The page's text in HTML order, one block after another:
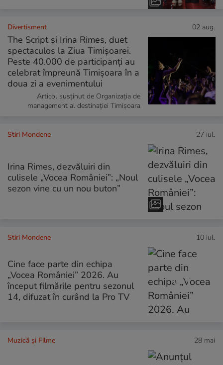
Divertisment 02 aug.
The Script și Irina Rimes, duet
spectaculos la Ziua Timișoarei.
Peste 40.000 de participanți au
celebrat împreună Timișoara în a
doua zi a evenimentului
Articol susținut de Organizația de
management al destinației Timișoara
Stiri Mondene 27 iul.
Irina Rimes, dezvăluiri din
culisele „Vocea României”: „Noul
sezon vine cu un nou buton”
Stiri Mondene 10 iul.
Cine face parte din echipa
„Vocea României” 2026. Au
început filmările pentru sezonul
14, difuzat în curând la Pro TV
Muzică și Filme 28 mai